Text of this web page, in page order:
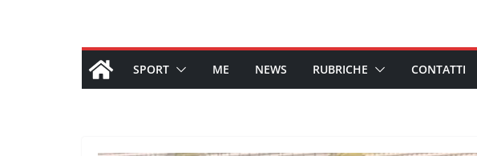
SPORT ME NEWS RUBRICHE CONTATTI